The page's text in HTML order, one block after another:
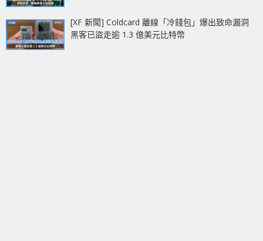
[XF 新聞] Coldcard 離線「冷錢包」爆出致命漏洞
黑客已盜走逾 1.3 億美元比特幣